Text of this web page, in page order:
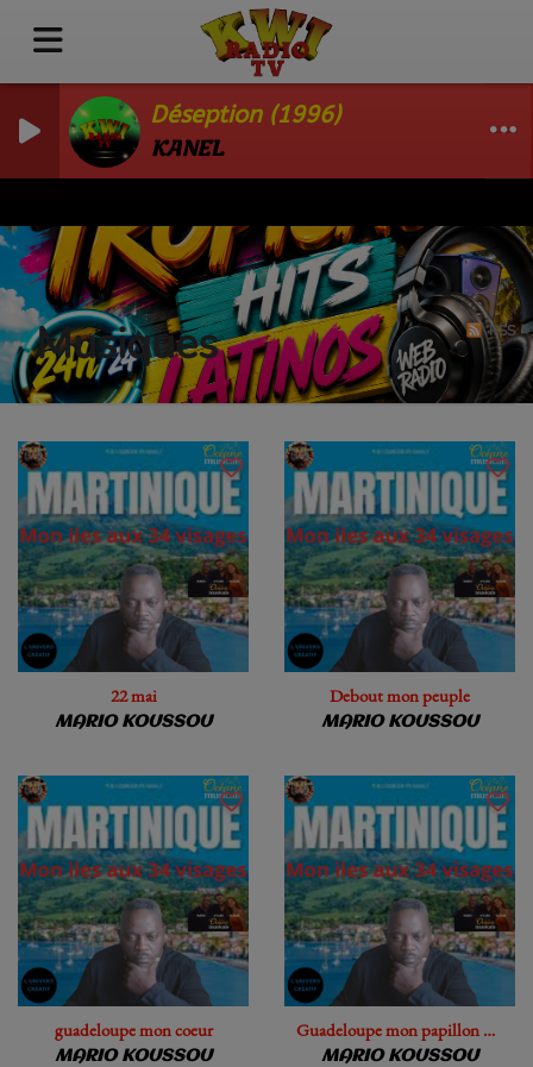
Déseption (1996)
KANEL
Musiques RSS
22 mai
MARIO KOUSSOU
Debout mon peuple
MARIO KOUSSOU
guadeloupe mon coeur
MARIO KOUSSOU
Guadeloupe mon papillon doré
MARIO KOUSSOU